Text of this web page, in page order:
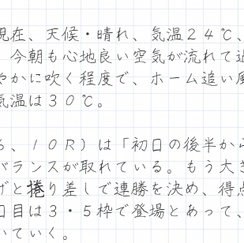
、天候・晴れ、気温２４℃
今朝も心地良い空気が流れて
かに吹く程度で、ホーム追い
温は３０℃。
１０Ｒ）は「初日の後半か
ランスが取れている。もう大
と捲り差しで連勝を決め、得
目は３・５枠で登場とあって
ていく。